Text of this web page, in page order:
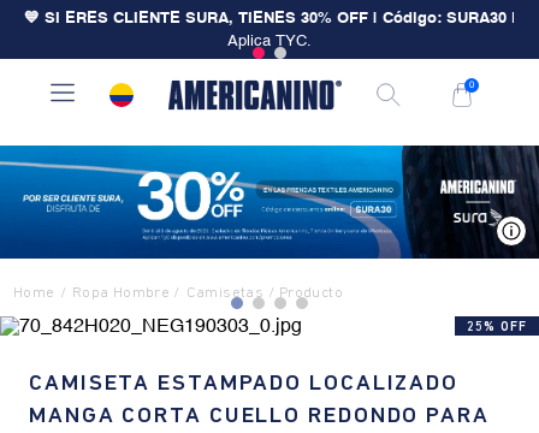
💙 SI ERES CLIENTE SURA, TIENES 30% OFF | Código: SURA30
Aplica TYC.
0
Ropa Hombre Camisetas
25% OFF
CAMISETA ESTAMPADO LOCALIZADO
MANGA CORTA CUELLO REDONDO PARA